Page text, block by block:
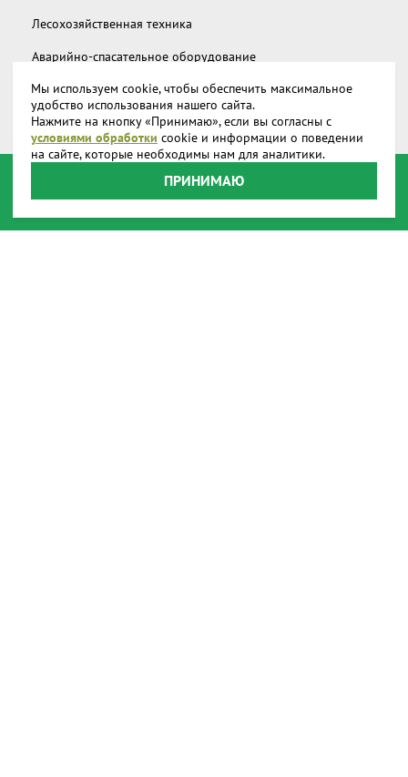
Лесохозяйственная техника
Аварийно-спасательное оборудование
Дополнительное снаряжение
Запчасти и аксессуары
О компании
Доставка
Реквизиты
Мы используем cookie, чтобы обеспечить максимальное
удобство использования нашего сайта.
Нажмите на кнопку «Принимаю», если вы согласны с
условиями обработки cookie и информации о поведении
на сайте, которые необходимы нам для аналитики.
ПРИНИМАЮ